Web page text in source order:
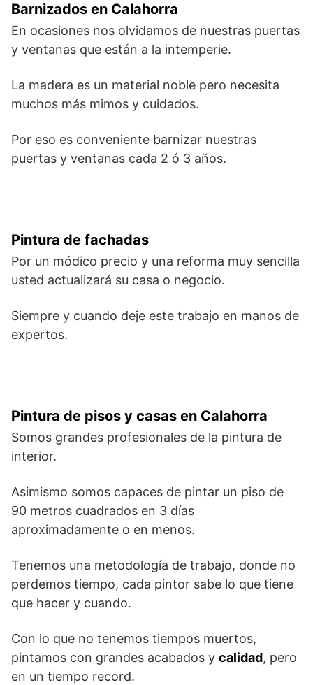
Barnizados en Calahorra
En ocasiones nos olvidamos de nuestras puertas
y ventanas que están a la intemperie.
La madera es un material noble pero necesita
muchos más mimos y cuidados.
Por eso es conveniente barnizar nuestras
puertas y ventanas cada 2 ó 3 años.
Pintura de fachadas
Por un módico precio y una reforma muy sencilla
usted actualizará su casa o negocio.
Siempre y cuando deje este trabajo en manos de
expertos.
Pintura de pisos y casas en Calahorra
Somos grandes profesionales de la pintura de
interior.
Asimismo somos capaces de pintar un piso de
90 metros cuadrados en 3 días
aproximadamente o en menos.
Tenemos una metodología de trabajo, donde no
perdemos tiempo, cada pintor sabe lo que tiene
que hacer y cuando.
Con lo que no tenemos tiempos muertos,
pintamos con grandes acabados y calidad, pero
en un tiempo record.